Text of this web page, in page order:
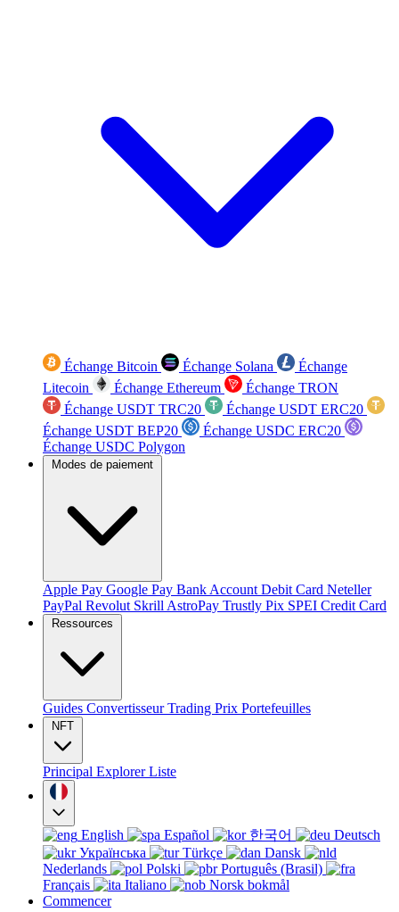
Échange Bitcoin Échange Solana
Échange
Litecoin
Échange Ethereum
Échange TRON
Échange USDT TRC20
Échange USDT ERC20
Échange USDT BEP20
Échange USDC ERC20
Échange USDC Polygon
Modes de paiement
Apple Pay Google Pay Bank Account Debit Card Neteller
PayPal Revolut Skrill AstroPay Trustly Pix SPEI Credit Card
Ressources
Guides ConvertisseurTrading Prix Portefeuilles
NFT
Principal ExplorerListe
English Español 한국어
Deutsch
Українська
Türkçe
Dansk
Nederlands
Polski
Português (Brasil)
Français
Italiano
Norsk bokmål
Commencer